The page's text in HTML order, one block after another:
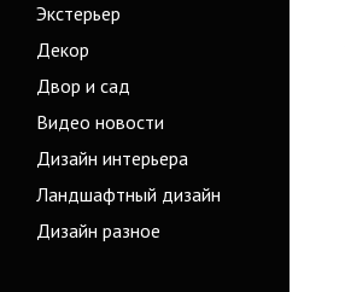
Экстерьер
Декор
Двор и сад
Видео новости
Дизайн интерьера
Ландшафтный дизайн
Дизайн разное